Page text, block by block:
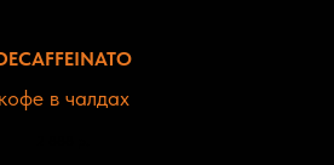
кофе в чалдах